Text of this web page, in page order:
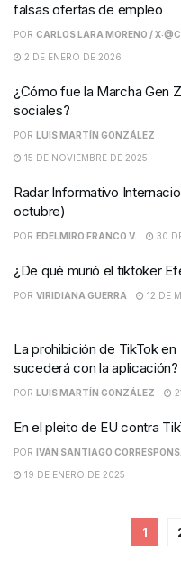
falsas ofertas de empleo
POR CARLOS LARA MORENO /
2 DE ENERO DE 2026
¿Cómo fue la Marcha Gen
sociales?
POR LUIS MARTÍN GONZÁLEZ
15 DE NOVIEMBRE DE 2025
Radar Informativo
octubre)
POR EDELMIRO FRANCO V. 30
¿De qué murió el tiktoker
POR VIRIDIANA GUERRA 12 DE
La prohibición de TikTok en
sucederá con la aplicación?
POR LUIS MARTÍN GONZÁLEZ
En el pleito de EU contra
POR IVÁN SANTIAGO
19 DE ENERO DE 2025
1